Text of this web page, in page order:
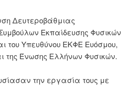
Δευτεροβάθμιας
Εκπαίδευσης Φυσικών
του Υπευθύνου ΕΚΦΕ Ευόσμου,
της Ένωσης Ελλήνων Φυσικών.
την εργασία τους με